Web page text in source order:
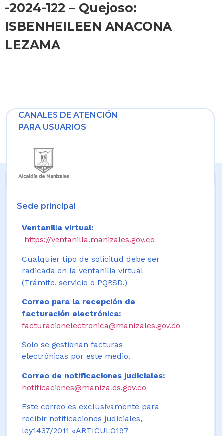
-2024-122 – Quejoso:
ISBENHEILEEN ANACONA
LEZAMA
CANALES DE ATENCIÓN
PARA USUARIOS
Sede principal
Ventanilla virtual:
https://ventanilla.manizales.gov.co
Cualquier tipo de solicitud debe ser
radicada en la ventanilla virtual
(Trámite, servicio o PQRSD.)
Correo para la recepción de
facturación electrónica:
facturacionelectronica@manizales.gov.co
Solo se gestionan facturas
electrónicas por este medio.
Correo de notificaciones judiciales:
notificaciones@manizales.gov.co
Este correo es exclusivamente para
recibir notificaciones judiciales,
ley1437/2011 «ARTICULO197